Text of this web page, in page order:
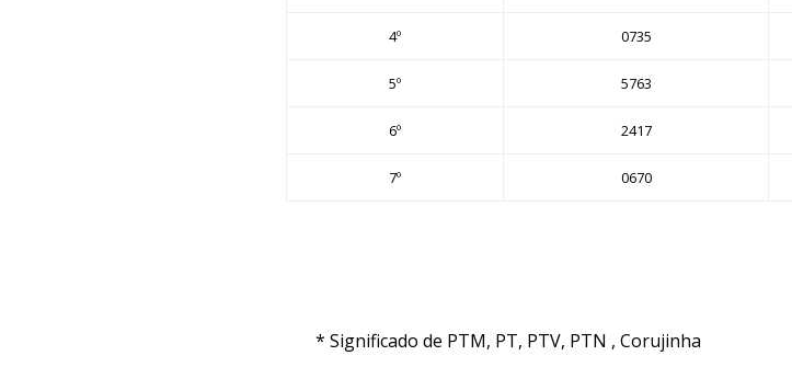
4º 0735
5º 5763
6º 2417
7º 0670
* Significado de PTM, PT, PTV, PTN , Corujinha